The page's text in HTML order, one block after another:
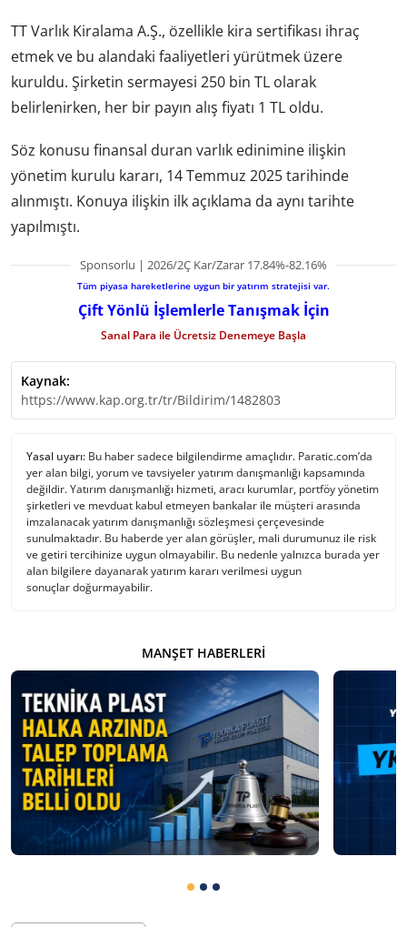
TT Varlık Kiralama A.Ş., özellikle kira sertifikası ihraç
etmek ve bu alandaki faaliyetleri yürütmek üzere
kuruldu. Şirketin sermayesi 250 bin TL olarak
belirlenirken, her bir payın alış fiyatı 1 TL oldu.
Söz konusu finansal duran varlık edinimine ilişkin
yönetim kurulu kararı, 14 Temmuz 2025 tarihinde
alınmıştı. Konuya ilişkin ilk açıklama da aynı tarihte
yapılmıştı.
Sponsorlu | 2026/2Ç Kar/Zarar 17.84%-82.16%
Tüm piyasa hareketlerine uygun bir yatırım stratejisi var.
Çift Yönlü İşlemlerle Tanışmak İçin
Sanal Para ile Ücretsiz Denemeye Başla
Kaynak:
https://www.kap.org.tr/tr/Bildirim/1482803
Yasal uyarı: Bu haber sadece bilgilendirme amaçlıdır. Paratic.com’da
yer alan bilgi, yorum ve tavsiyeler yatırım danışmanlığı kapsamında
değildir. Yatırım danışmanlığı hizmeti, aracı kurumlar, portföy yönetim
şirketleri ve mevduat kabul etmeyen bankalar ile müşteri arasında
imzalanacak yatırım danışmanlığı sözleşmesi çerçevesinde
sunulmaktadır. Bu haberde yer alan görüşler, mali durumunuz ile risk
ve getiri tercihinize uygun olmayabilir. Bu nedenle yalnızca burada yer
alan bilgilere dayanarak yatırım kararı verilmesi uygun
sonuçlar doğurmayabilir.
MANŞET HABERLERI